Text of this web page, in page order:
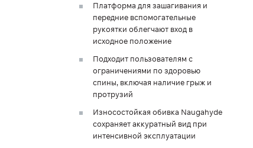
Платформа для зашагивания и
передние вспомогательные
рукоятки облегчают вход в
исходное положение
Подходит пользователям с
ограничениями по здоровью
спины, включая наличие грыж и
протрузий
Износостойкая обивка Naugahyde
сохраняет аккуратный вид при
интенсивной эксплуатации